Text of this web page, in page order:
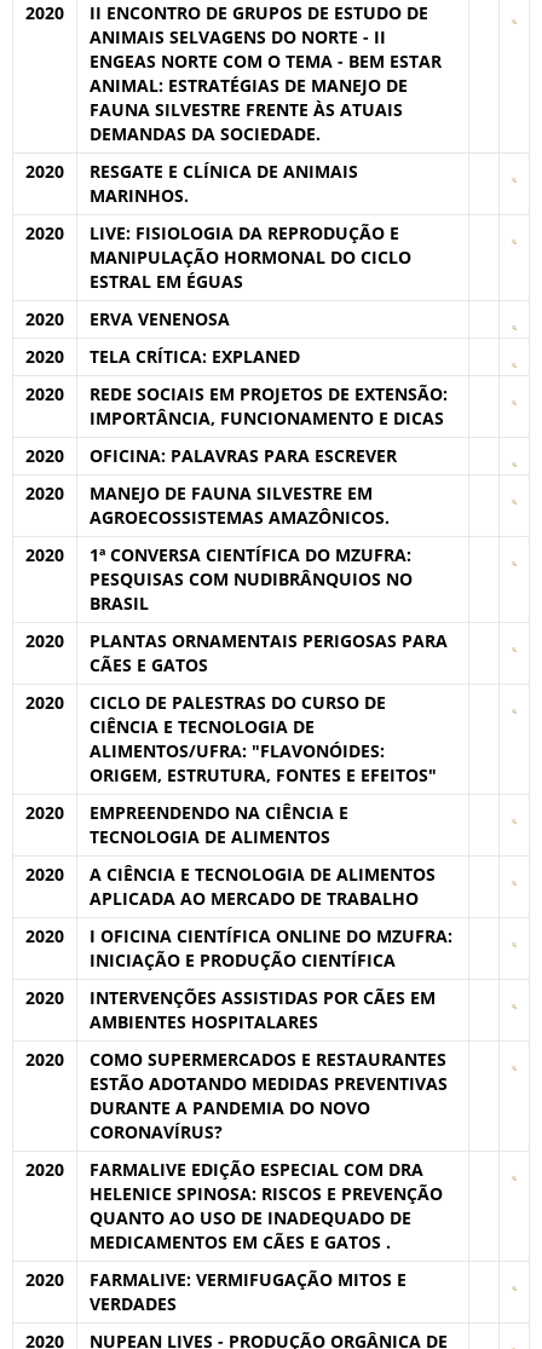
2020
II ENCONTRO DE GRUPOS DE ESTUDO DE
ANIMAIS SELVAGENS DO NORTE - II
ENGEAS NORTE COM O TEMA - BEM ESTAR
ANIMAL: ESTRATÉGIAS DE MANEJO DE
FAUNA SILVESTRE FRENTE ÀS ATUAIS
DEMANDAS DA SOCIEDADE.
2020
RESGATE E CLÍNICA DE ANIMAIS
MARINHOS.
2020
LIVE: FISIOLOGIA DA REPRODUÇÃO E
MANIPULAÇÃO HORMONAL DO CICLO
ESTRAL EM ÉGUAS
2020
ERVA VENENOSA
2020
TELA CRÍTICA: EXPLANED
2020
REDE SOCIAIS EM PROJETOS DE EXTENSÃO:
IMPORTÂNCIA, FUNCIONAMENTO E DICAS
2020
OFICINA: PALAVRAS PARA ESCREVER
2020
MANEJO DE FAUNA SILVESTRE EM
AGROECOSSISTEMAS AMAZÔNICOS.
2020
1ª CONVERSA CIENTÍFICA DO MZUFRA:
PESQUISAS COM NUDIBRÂNQUIOS NO
BRASIL
2020
PLANTAS ORNAMENTAIS PERIGOSAS PARA
CÃES E GATOS
2020
CICLO DE PALESTRAS DO CURSO DE
CIÊNCIA E TECNOLOGIA DE
ALIMENTOS/UFRA: "FLAVONÓIDES:
ORIGEM, ESTRUTURA, FONTES E EFEITOS"
2020
EMPREENDENDO NA CIÊNCIA E
TECNOLOGIA DE ALIMENTOS
2020
A CIÊNCIA E TECNOLOGIA DE ALIMENTOS
APLICADA AO MERCADO DE TRABALHO
2020
I OFICINA CIENTÍFICA ONLINE DO MZUFRA:
INICIAÇÃO E PRODUÇÃO CIENTÍFICA
2020
INTERVENÇÕES ASSISTIDAS POR CÃES EM
AMBIENTES HOSPITALARES
2020
COMO SUPERMERCADOS E RESTAURANTES
ESTÃO ADOTANDO MEDIDAS PREVENTIVAS
DURANTE A PANDEMIA DO NOVO
CORONAVÍRUS?
2020
FARMALIVE EDIÇÃO ESPECIAL COM DRA
HELENICE SPINOSA: RISCOS E PREVENÇÃO
QUANTO AO USO DE INADEQUADO DE
MEDICAMENTOS EM CÃES E GATOS .
2020
FARMALIVE: VERMIFUGAÇÃO MITOS E
VERDADES
2020
NUPEAN LIVES - PRODUÇÃO ORGÂNICA DE